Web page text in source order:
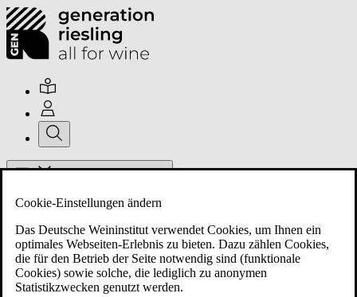
Über uns
Cookie-Einstellungen ändern
Das Deutsche Weininstitut verwendet Cookies, um Ihnen ein
optimales Webseiten-Erlebnis zu bieten. Dazu zählen Cookies,
die für den Betrieb der Seite notwendig sind (funktionale
Cookies) sowie solche, die lediglich zu anonymen
Statistikzwecken genutzt werden.